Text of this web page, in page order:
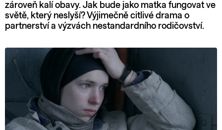
zároveň kalí obavy. Jak bude jako matka fungovat ve
světě, který neslyší? Výjimečně citlivé drama o
partnerství a výzvách nestandardního rodičovství.